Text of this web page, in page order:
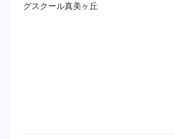
グスクール真美ヶ丘